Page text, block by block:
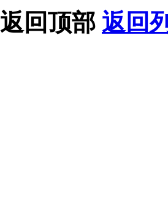
返回顶部 返回